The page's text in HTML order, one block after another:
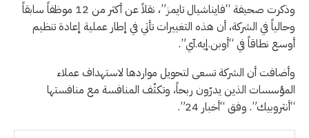
وذكرت صحيفة “فايناشيال تايمز”، نقلاً عن أكثر ‌من ‌12 موظفاً ‌سابقاً
وحالياً في الشركة، ‌أن هذه التغييرات تأتي في إطار عملية إعادة ‌تنظيم
أوسع نطاقاً في “أوبن.إيه.آي”.
وأضافت أن الشركة ⁠تسعى لتحويل مواردها لاستهداف عملاء
المؤسسات الذين يدرّون ربحاً، وتكثّف المنافسة مع منافستها
“أنثروبيك”. وفق “أخبار 24”.